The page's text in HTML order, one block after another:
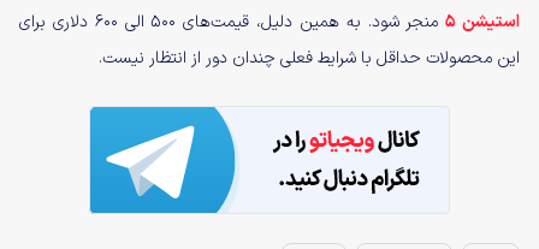
استیشن 5
منجر شود. به همین دلیل، قیمت‌های ۵۰۰ الی ۶۰۰ دلاری برای
این محصولات حداقل با شرایط فعلی چندان دور از انتظار نیست.